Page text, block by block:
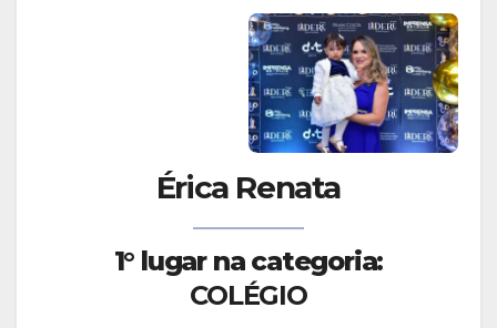
Érica Renata
1° lugar na categoria:
COLÉGIO